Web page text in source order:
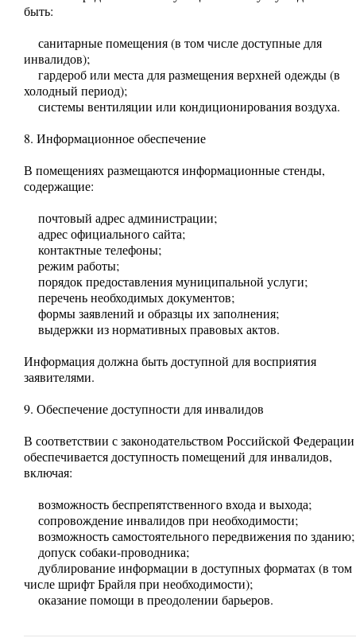
быть:
санитарные помещения (в том числе доступные для
инвалидов);
гардероб или места для размещения верхней одежды (в
холодный период);
системы вентиляции или кондиционирования воздуха.
8. Информационное обеспечение
В помещениях размещаются информационные стенды,
содержащие:
почтовый адрес администрации;
адрес официального сайта;
контактные телефоны;
режим работы;
порядок предоставления муниципальной услуги;
перечень необходимых документов;
формы заявлений и образцы их заполнения;
выдержки из нормативных правовых актов.
Информация должна быть доступной для восприятия
заявителями.
9. Обеспечение доступности для инвалидов
В соответствии с законодательством Российской Федерации
обеспечивается доступность помещений для инвалидов,
включая:
возможность беспрепятственного входа и выхода;
сопровождение инвалидов при необходимости;
возможность самостоятельного передвижения по зданию;
допуск собаки-проводника;
дублирование информации в доступных форматах (в том
числе шрифт Брайля при необходимости);
оказание помощи в преодолении барьеров.